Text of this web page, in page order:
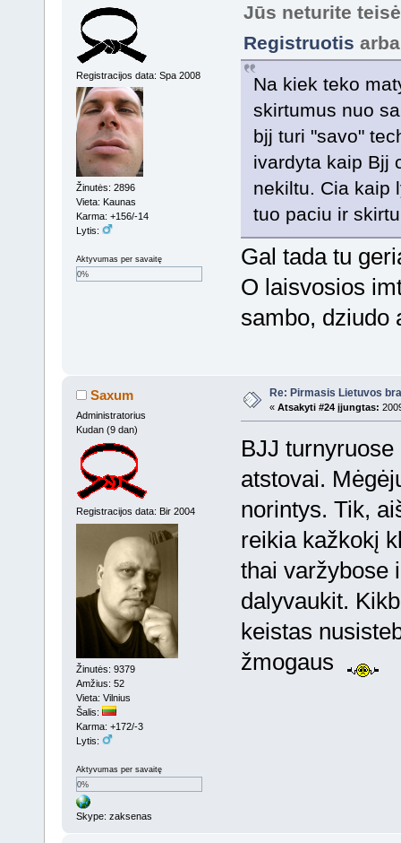
Registracijos data: Spa 2008
Žinutės: 2896
Vieta: Kaunas
Karma: +156/-14
Lytis:
Aktyvumas per savaitę
0%
Jūs neturite
Registruotis
Na kiek teko
skirtumus nuo
bjj turi "savo"
ivardyta kaip Bjj
nekiltu. Cia kaip
tuo paciu ir
Gal tada tu
O laisvosios
sambo, dziudo
Saxum
Administratorius
Kudan (9 dan)
Registracijos data: Bir 2004
Žinutės: 9379
Amžius: 52
Vieta: Vilnius
Šalis:
Karma: +172/-3
Lytis:
Aktyvumas per savaitę
0%
Skype: zaksenas
Re: Pirmasis Lietuvos
« Atsakyti #24 įjungtas:
BJJ
atstovai.
norintys. Tik,
reikia kažkokį
thai varžybose
dalyvaukit.
keistas
žmogaus